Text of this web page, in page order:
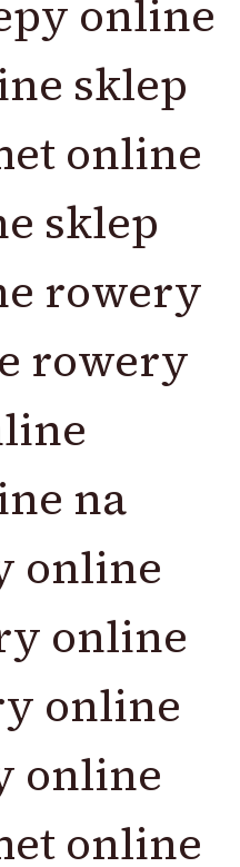
online
sklep
online
sklep
rowery
rowery
na
online
online
online
online
online